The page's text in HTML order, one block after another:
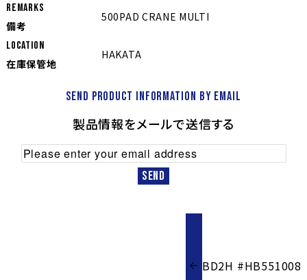
REMARKS
備考
500PAD CRANE MULTI
LOCATION
在庫保管地
HAKATA
Send product information by email
製品情報をメールで送信する
BD2H #HB551008